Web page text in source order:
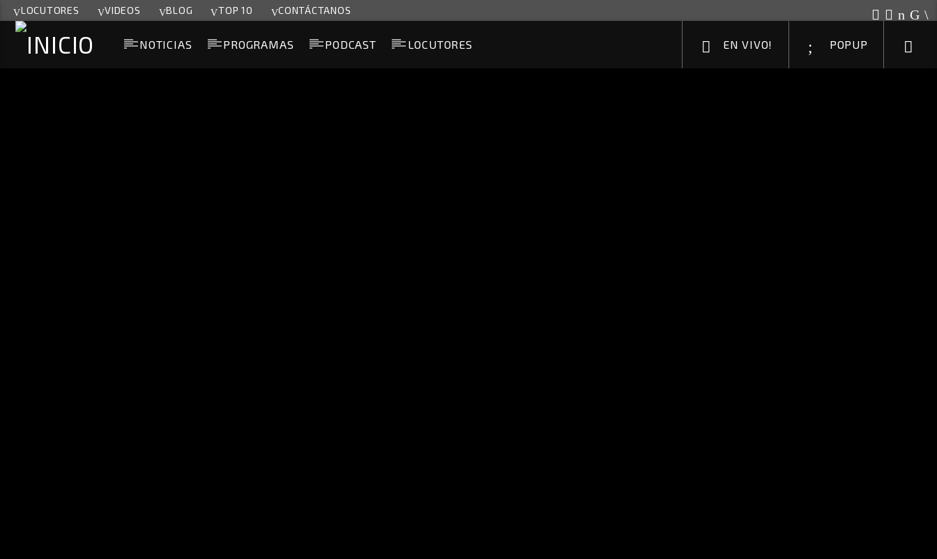
LOCUTORES VIDEOS BLOG TOP 10 CONTÁCTANOS
NOTICIAS PROGRAMAS PODCAST LOCUTORES POPUP
EN VIVO!